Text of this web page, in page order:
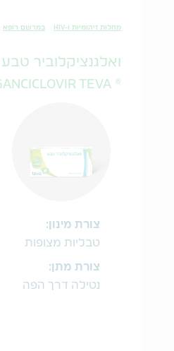
מחלות זיהומיות ו-HIV במרשם רופא
ואלגנציקלוביר טבע
® VALGANCICLOVIR TEVA
צורת מינון:
טבליות מצופות
צורת מתן:
נטילה דרך הפה